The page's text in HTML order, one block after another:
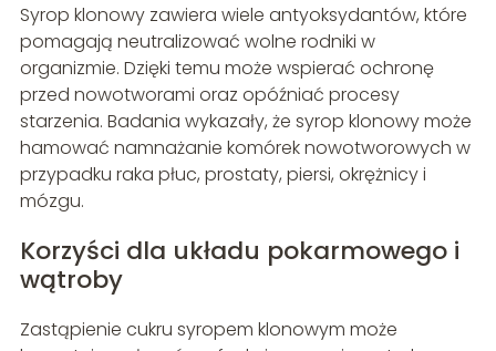
Syrop klonowy zawiera wiele antyoksydantów, które
pomagają neutralizować wolne rodniki w
organizmie. Dzięki temu może wspierać ochronę
przed nowotworami oraz opóźniać procesy
starzenia. Badania wykazały, że syrop klonowy może
hamować namnażanie komórek nowotworowych w
przypadku raka płuc, prostaty, piersi, okrężnicy i
mózgu.
Korzyści dla układu pokarmowego i
wątroby
Zastąpienie cukru syropem klonowym może